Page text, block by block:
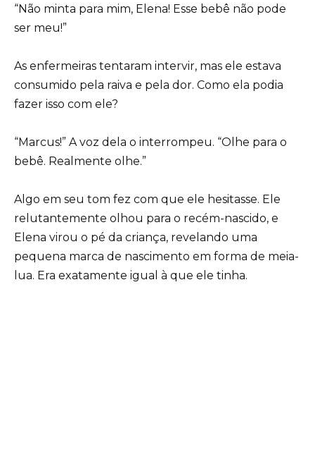
“Não minta para mim, Elena! Esse bebê não pode
ser meu!”
As enfermeiras tentaram intervir, mas ele estava
consumido pela raiva e pela dor. Como ela podia
fazer isso com ele?
“Marcus!” A voz dela o interrompeu. “Olhe para o
bebê. Realmente olhe.”
Algo em seu tom fez com que ele hesitasse. Ele
relutantemente olhou para o recém-nascido, e
Elena virou o pé da criança, revelando uma
pequena marca de nascimento em forma de meia-
lua. Era exatamente igual à que ele tinha.